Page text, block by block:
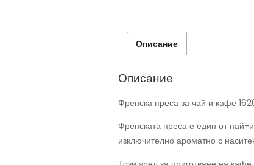
Описание
Описание
Френска преса за чай и кафе
Френската преса е един от най-
изключително ароматно с